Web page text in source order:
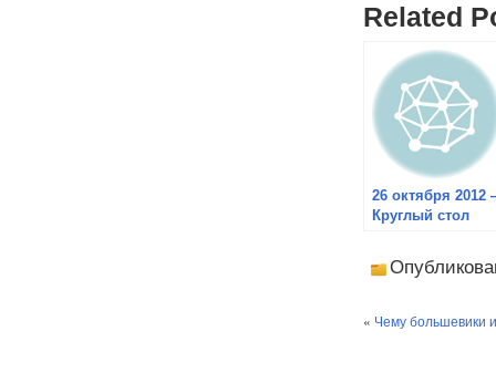
Related
26 октября 2012
Круглый стол
Азиатско-
регионе: история
« Чему большевики